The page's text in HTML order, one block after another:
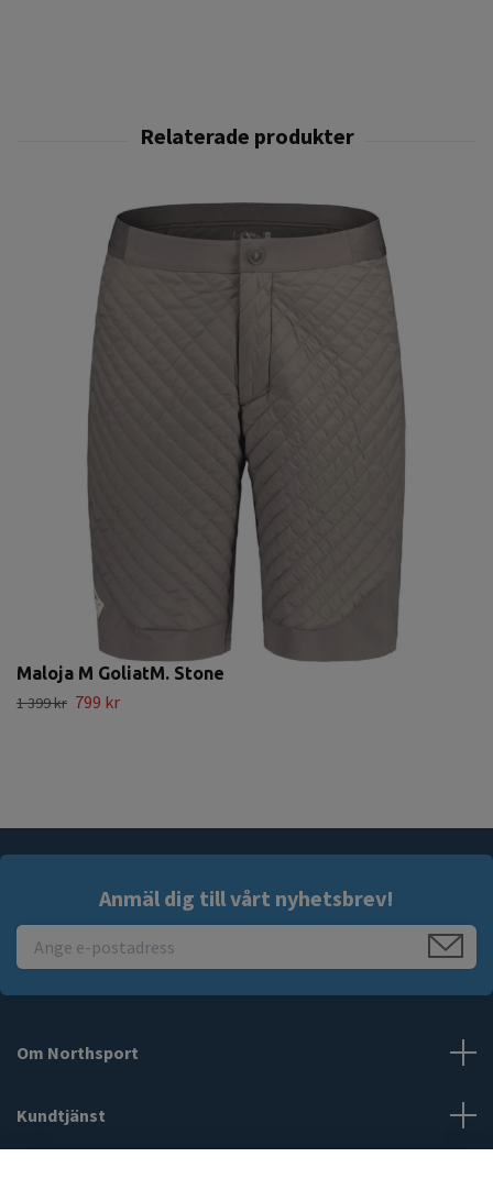
Maloja M GoliatM. Stone
1 399 kr 799 kr
Anmäl dig till vårt nyhetsbrev!
Om Northsport
Kundtjänst